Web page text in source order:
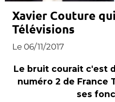
Xavier Couture
Télévisions
Le 06/11/2017
Le bruit courait c'est
numéro 2 de France
ses